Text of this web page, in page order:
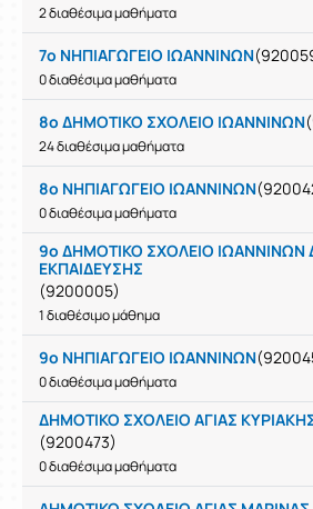
2 διαθέσιμα μαθήματα
7ο ΝΗΠΙΑΓΩΓΕΙΟ ΙΩΑΝΝΙΝΩΝ
0 διαθέσιμα μαθήματα
8ο ΔΗΜΟΤΙΚΟ ΣΧΟΛΕΙΟ ΙΩΑΝΝΙΝΩΝ
24 διαθέσιμα μαθήματα
8ο ΝΗΠΙΑΓΩΓΕΙΟ ΙΩΑΝΝΙΝΩΝ
0 διαθέσιμα μαθήματα
9ο ΔΗΜΟΤΙΚΟ ΣΧΟΛΕΙΟ ΙΩΑΝΝΙΝΩΝ
ΕΚΠΑΙΔΕΥΣΗΣ
(9200005)
1 διαθέσιμο μάθημα
9ο ΝΗΠΙΑΓΩΓΕΙΟ ΙΩΑΝΝΙΝΩΝ
0 διαθέσιμα μαθήματα
ΔΗΜΟΤΙΚΟ ΣΧΟΛΕΙΟ ΑΓΙΑΣ
(9200473)
0 διαθέσιμα μαθήματα